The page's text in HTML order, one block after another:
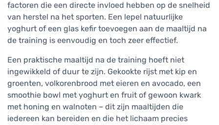
factoren die een directe invloed hebben op de snelheid
van herstel na het sporten. Een lepel natuurlijke
yoghurt of een glas kefir toevoegen aan de maaltijd na
de training is eenvoudig en toch zeer effectief.
Een praktische maaltijd na de training hoeft niet
ingewikkeld of duur te zijn. Gekookte rijst met kip en
groenten, volkorenbrood met eieren en avocado, een
smoothie bowl met yoghurt en fruit of gewoon kwark
met honing en walnoten – dit zijn maaltijden die
iedereen kan bereiden en die het lichaam precies